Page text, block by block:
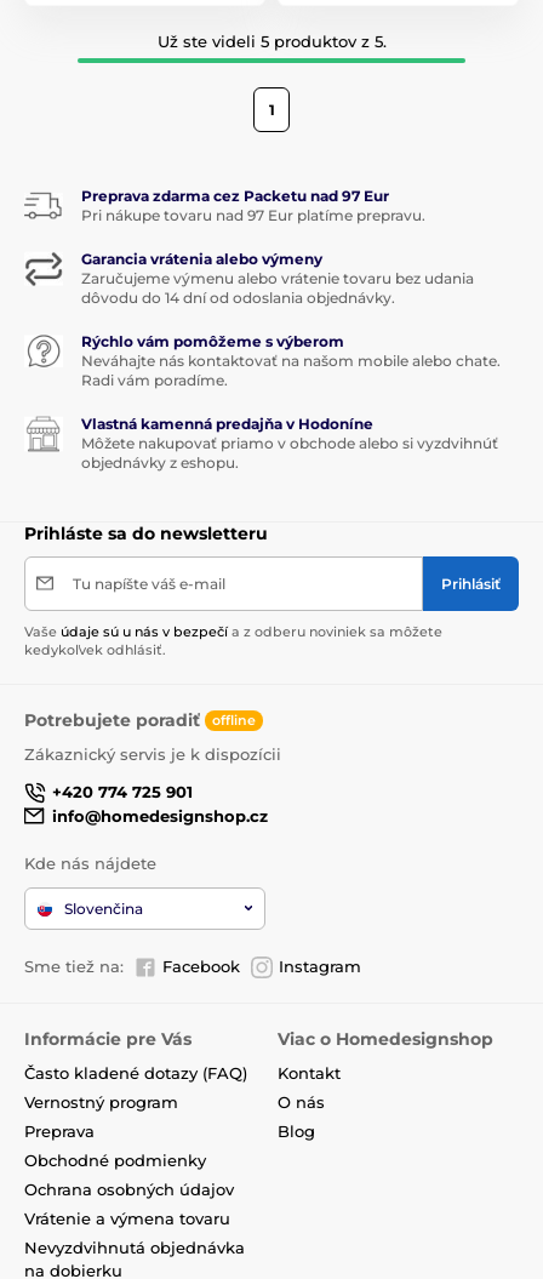
Už ste videli 5 produktov z 5.
1
Preprava zdarma cez Packetu nad 97 Eur
Pri nákupe tovaru nad 97 Eur platíme prepravu.
Garancia vrátenia alebo výmeny
Zaručujeme výmenu alebo vrátenie tovaru bez udania
dôvodu do 14 dní od odoslania objednávky.
Rýchlo vám pomôžeme s výberom
Neváhajte nás kontaktovať na našom mobile alebo chate.
Radi vám poradíme.
Vlastná kamenná predajňa v Hodoníne
Môžete nakupovať priamo v obchode alebo si vyzdvihnúť
objednávky z eshopu.
Prihláste sa do newsletteru
Tu napíšte váš e-mail Prihlásiť
Vaše údaje sú u nás v bezpečí a z odberu noviniek sa môžete
kedykoľvek odhlásiť.
Potrebujete poradiť offline
Zákaznický servis je k dispozícii
+420 774 725 901
info@homedesignshop.cz
Kde nás nájdete
Slovenčina
Sme tiež na: Facebook Instagram
Informácie pre Vás
Často kladené dotazy (FAQ)
Vernostný program
Preprava
Obchodné podmienky
Ochrana osobných údajov
Vrátenie a výmena tovaru
Nevyzdvihnutá objednávka
na dobierku
Viac o Homedesignshop
Kontakt
O nás
Blog